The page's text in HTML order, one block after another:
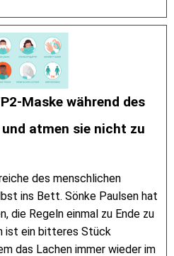
Maske während des
atmen sie nicht zu
des menschlichen
ins Bett. Sönke Paulsen hat
die Regeln einmal zu Ende zu
ist ein bitteres Stück
das Lachen immer wieder im